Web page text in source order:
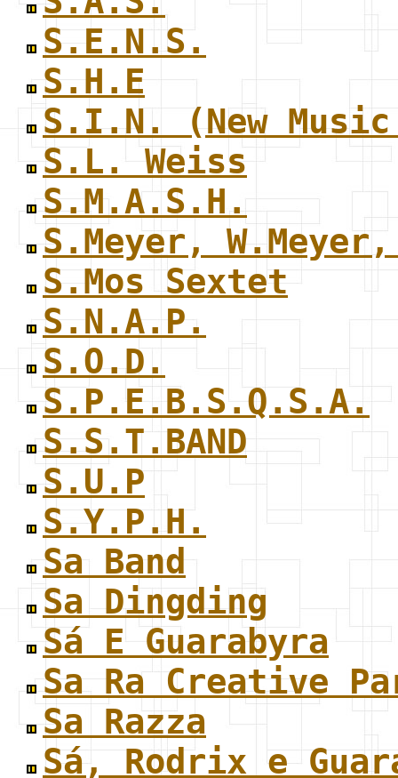
S.E.N.S.
S.H.E
S.I.N. (New Music
S.L. Weiss
S.M.A.S.H.
S.Meyer,
S.Mos Sextet
S.N.A.P.
S.O.D.
S.P.E.B.S.Q.S.A.
S.S.T.BAND
S.U.P
S.Y.P.H.
Sa Band
Sa Dingding
Sá E Guarabyra
Sa Ra Creative
Sa Razza
Sá, Rodrix e